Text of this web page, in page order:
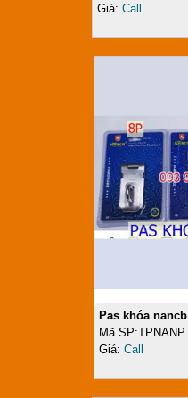
Giá: Call
Pas khóa nancb
Mã SP:TPNANP
Giá:Call